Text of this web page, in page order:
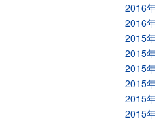
2016
2016
2015
2015
2015
2015
2015
2015